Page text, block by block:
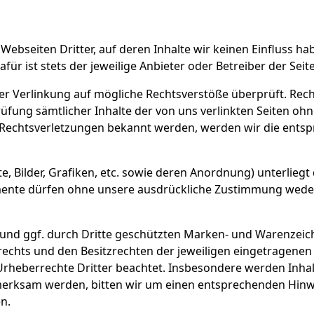
Dritter, auf deren Inhalte wir keinen Einfluss
ist stets der jeweilige Anbieter oder Betreiber der
Verlinkung auf mögliche Rechtsverstöße überprüft.
sämtlicher Inhalte der von uns verlinkten Seiten
bekannt werden, werden wir die
Bilder, Grafiken, etc. sowie deren Anordnung)
dürfen ohne unsere ausdrückliche Zustimmung
ggf. durch Dritte geschützten Marken- und
und den Besitzrechten der jeweiligen
Dritter beachtet. Insbesondere werden
werden, bitten wir um einen entsprechenden